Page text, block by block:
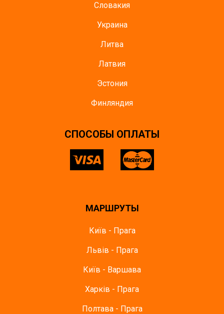
Словакия
Украина
Литва
Латвия
Эстония
Финляндия
CПОСОБЫ ОПЛАТЫ
МАРШРУТЫ
Київ - Прага
Львів - Прага
Київ - Варшава
Харків - Прага
Полтава - Прага